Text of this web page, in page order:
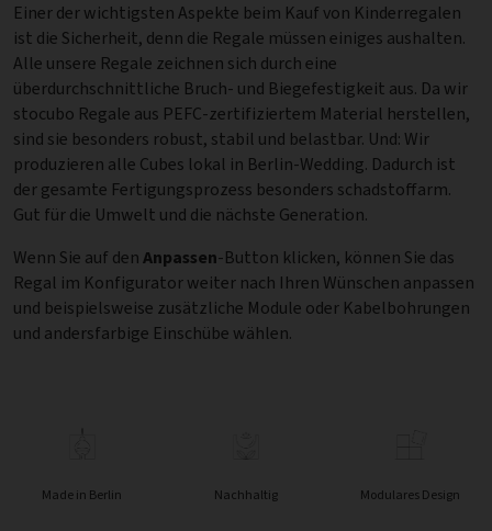
Einer der wichtigsten Aspekte beim Kauf von Kinderregalen
ist die Sicherheit, denn die Regale müssen einiges aushalten.
Alle unsere Regale zeichnen sich durch eine
überdurchschnittliche Bruch- und Biegefestigkeit aus. Da wir
stocubo Regale aus PEFC-zertifiziertem Material herstellen,
sind sie besonders robust, stabil und belastbar. Und: Wir
produzieren alle Cubes lokal in Berlin-Wedding. Dadurch ist
der gesamte Fertigungsprozess besonders schadstoffarm.
Gut für die Umwelt und die nächste Generation.
Wenn Sie auf denAnpassen-Button klicken, können Sie das
Regal im Konfigurator weiter nach Ihren Wünschen anpassen
und beispielsweise zusätzliche Module oder Kabelbohrungen
und andersfarbige Einschübe wählen.
Made in Berlin Nachhaltig Modulares Design